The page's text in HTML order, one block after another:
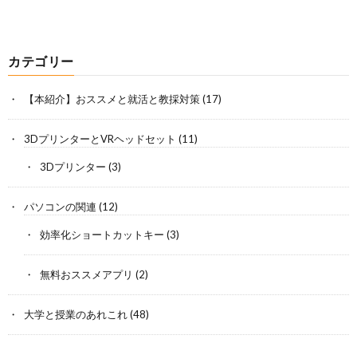
カテゴリー
【本紹介】おススメと就活と教採対策(17)
3DプリンターとVRヘッドセット (11)
3Dプリンター (3)
パソコンの関連 (12)
効率化ショートカットキー (3)
無料おススメアプリ (2)
大学と授業のあれこれ(48)